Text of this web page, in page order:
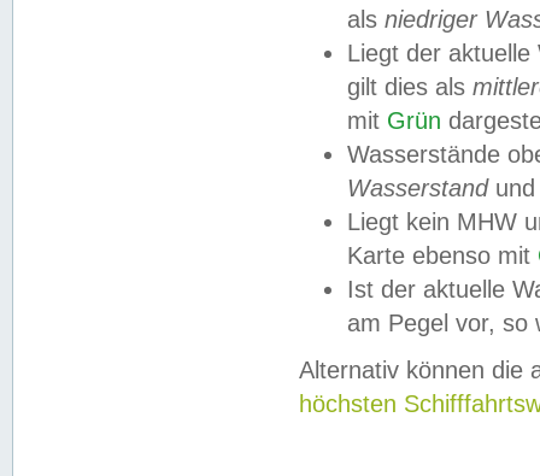
als niedriger
Liegt der
gilt dies als
mit Grün
Wasserstände
Wasserstandund
Liegt kein MHW
Karte ebenso mit
Ist der aktuelle
am Pegel vor,
Alternativ können die
höchsten